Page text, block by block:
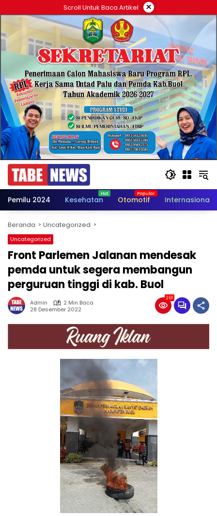
ke
konten
Scroll Untuk Baca Artikel ×
Pemilu 2024 Kesehatan Otomotif Internasional
Beranda Uncategorized
Uncategorized
Front Parlemen Jalanan mendesak
pemda untuk segera membangun
perguruan tinggi di kab. Buol
Admin
2 Min Baca
28 Desember 2022
261